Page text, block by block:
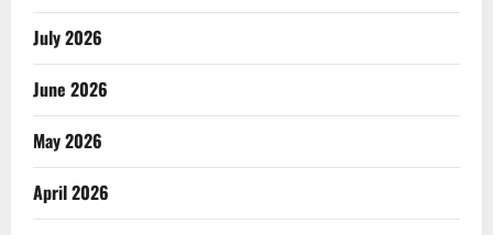
July 2026
June 2026
May 2026
April 2026